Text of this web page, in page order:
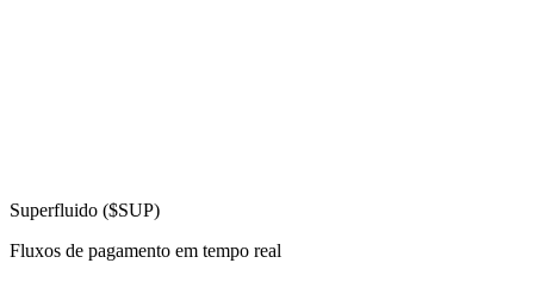
Superfluido ($SUP)
Fluxos de pagamento em tempo real